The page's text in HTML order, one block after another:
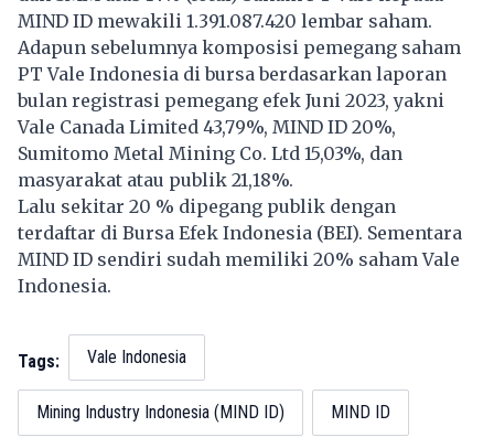
MIND ID mewakili 1.391.087.420 lembar saham.
Adapun sebelumnya komposisi pemegang saham
PT Vale Indonesia di bursa berdasarkan laporan
bulan registrasi pemegang efek Juni 2023, yakni
Vale Canada Limited 43,79%, MIND ID 20%,
Sumitomo Metal Mining Co. Ltd 15,03%, dan
masyarakat atau publik 21,18%.
Lalu sekitar 20 % dipegang publik dengan
terdaftar di Bursa Efek Indonesia (BEI). Sementara
MIND ID sendiri sudah memiliki 20% saham Vale
Indonesia.
Tags: Vale Indonesia
Mining Industry Indonesia (MIND ID) MIND ID